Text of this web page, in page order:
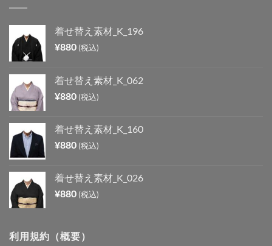
着せ替え素材_K_196
¥880 (税込)
着せ替え素材_K_062
¥880 (税込)
着せ替え素材_K_160
¥880 (税込)
着せ替え素材_K_026
¥880 (税込)
利用規約（概要）